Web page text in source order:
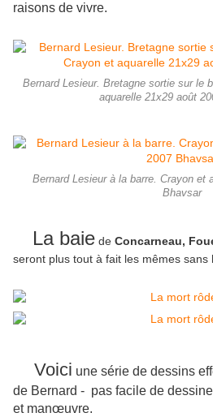
raisons de vivre.
Bernard Lesieur. Bretagne sortie sur le
aquarelle 21x29 août
Bernard Lesieur à la barre. Crayon et
Bhavsar
La baie de Concarneau,
seront plus tout à fait les mêmes sans
Voici une série de dessins
de Bernard - pas facile de
et manœuvre.